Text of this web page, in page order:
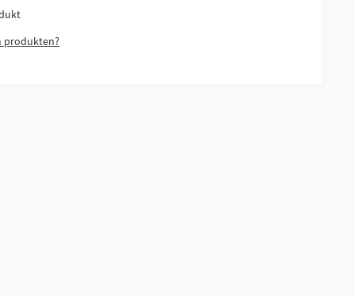
produkten?